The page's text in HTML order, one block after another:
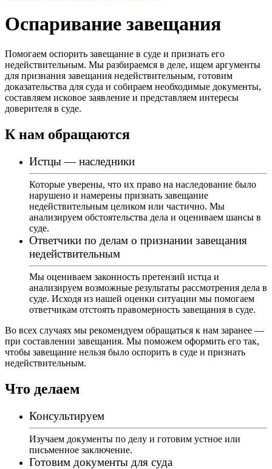
Оспаривание завещания
Помогаем оспорить завещание в суде и признать его
недействительным. Мы разбираемся в деле, ищем аргументы
для признания завещания недействительным, готовим
доказательства для суда и собираем необходимые документы,
составляем исковое заявление и представляем интересы
доверителя в суде.
К нам обращаются
Истцы — наследники
Которые уверены, что их право на наследование было
нарушено и намерены признать завещание
недействительным целиком или частично. Мы
анализируем обстоятельства дела и оцениваем шансы в
суде.
Ответчики по делам о признании завещания
недействительным
Мы оцениваем законность претензий истца и
анализируем возможные результаты рассмотрения дела в
суде. Исходя из нашей оценки ситуации мы помогаем
ответчикам отстоять правомерность завещания в суде.
Во всех случаях мы рекомендуем обращаться к нам заранее —
при составлении завещания. Мы поможем оформить его так,
чтобы завещание нельзя было оспорить в суде и признать
недействительным.
Что делаем
Консультируем
Изучаем документы по делу и готовим устное или
письменное заключение.
Готовим документы для суда